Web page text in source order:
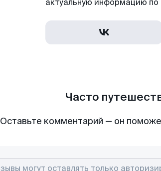
актуальную информацию
Часто
Оставьте комментарий — он